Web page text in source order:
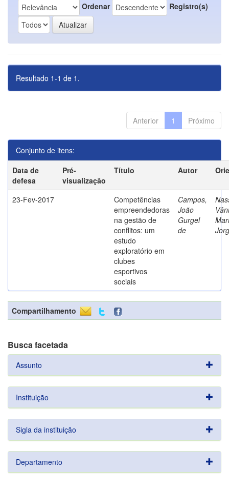
Ordenar Registro(s)
Resultado 1-1 de 1.
Anterior 1 Próximo
Conjunto de itens:
Data de
defesa
Pré-
visualização
Título Autor
23-Fev-2017
Competências
empreendedoras
na gestão de
conflitos: um
estudo
exploratório em
clubes
esportivos
sociais
Campos,
João
Gurgel
de
Compartilhamento
Busca facetada
Assunto
Instituição
Sigla da instituição
Departamento